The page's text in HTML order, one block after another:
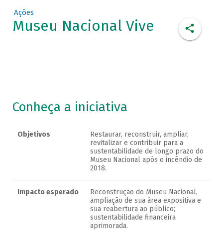
Ações
Museu Nacional Vive
Conheça a iniciativa
Objetivos
Restaurar, reconstruir, ampliar,
revitalizar e contribuir para a
sustentabilidade de longo prazo do
Museu Nacional após o incêndio de
2018. ​
Impacto esperado
Reconstrução do Museu Nacional,
ampliação de sua área expositiva e
sua reabertura ao público;
sustentabilidade financeira
aprimorada.​